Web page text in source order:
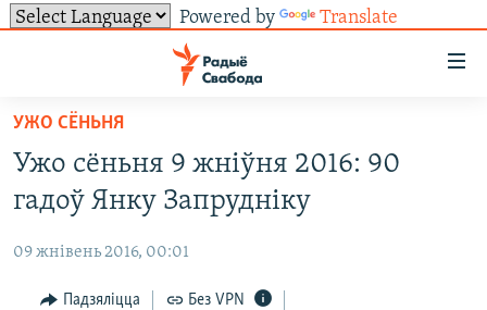
Powered by Translate
ўнівэрсальнага
доступу
Перайсьці
да
галоўнага
Перайсьці
ЛЮДЗІ
ПАЛІТЫКА
БЛОГІ
ГІСТОРЫЯ НА СВАБОДЗЕ
СУВЯЗЬ
АБЫСЬЦІ БЛЯКАВАНЬНЕ
ПАДЗЯЛІЦЦА ІНФАРМАЦЫЯЙ
ПАДПІСАЦЦА
RSS
УЖО СЁНЬНЯ
Ужо сёньня 9 жніўня 2016: 90
гадоў Янку Запрудніку
09 жнівень 2016, 00:01
Падзяліцца Без VPN